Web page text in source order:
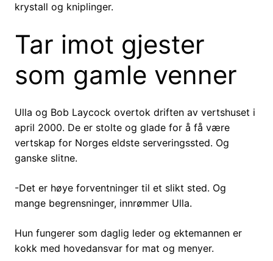
krystall og kniplinger.
Tar imot gjester
som gamle venner
Ulla og Bob Laycock overtok driften av vertshuset i
april 2000. De er stolte og glade for å få være
vertskap for Norges eldste serveringssted. Og
ganske slitne.
-Det er høye forventninger til et slikt sted. Og
mange begrensninger, innrømmer Ulla.
Hun fungerer som daglig leder og ektemannen er
kokk med hovedansvar for mat og menyer.